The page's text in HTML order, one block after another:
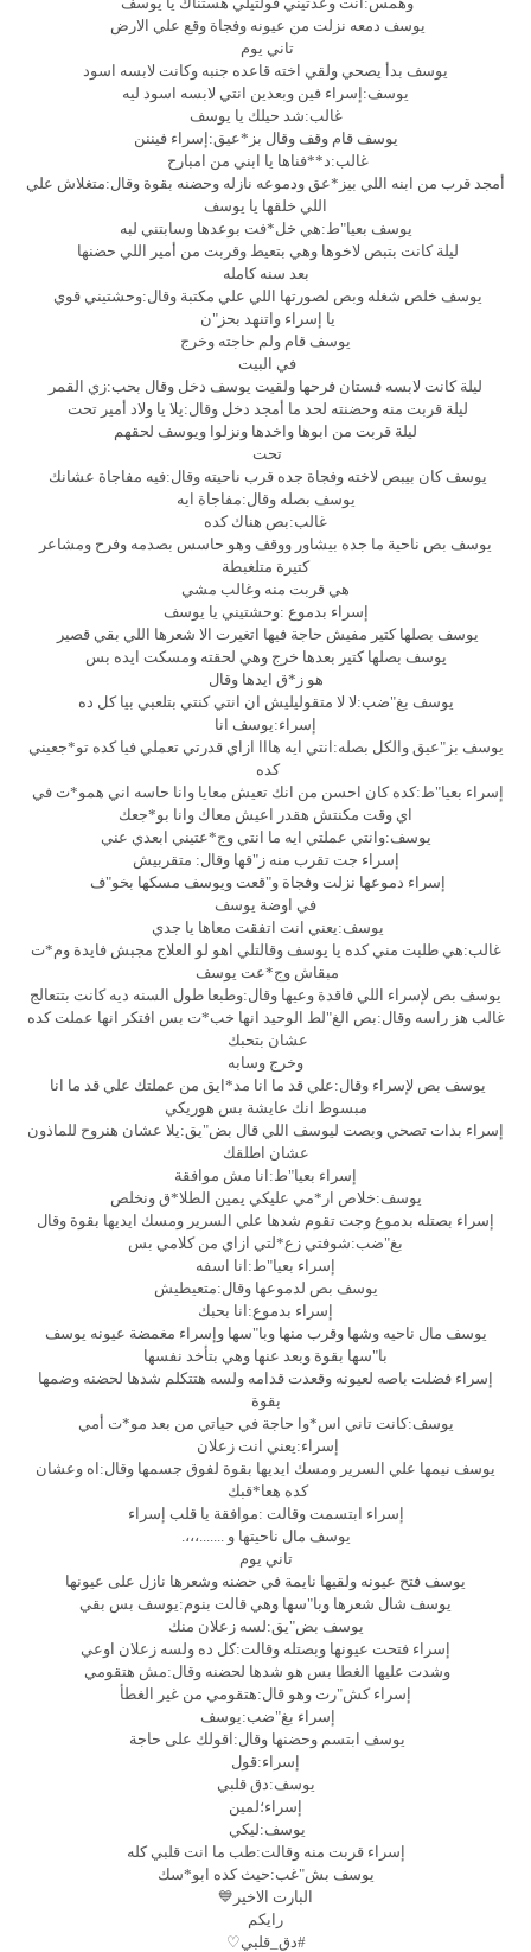
يوسف دمعه نزلت من عيونه وفجاة وقع علي الارض
تاني يوم
يوسف بدأ يصحي ولقي اخته قاعده جنبه وكانت لابسه اسود
يوسف:إسراء فين وبعدين انتي لابسه اسود ليه
غالب:شد حيلك يا يوسف
يوسف قام وقف وقال بز*عيق:إسراء فيننن
غالب:د**فناها يا ابني من امبارح
أمجد قرب من ابنه اللي بيز*عق ودموعه نازله وحضنه بقوة وقال:متغلاش علي
اللي خلقها يا يوسف
يوسف بعيا"ط:هي خل*فت بوعدها وسابتني لبه
ليلة كانت بتبص لاخوها وهي بتعيط وقربت من أمير اللي حضنها
بعد سنه كامله
يوسف خلص شغله وبص لصورتها اللي علي مكتبة وقال:وحشتيني قوي
يا إسراء واتنهد بحز"ن
يوسف قام ولم حاجته وخرج
في البيت
ليلة كانت لابسه فستان فرحها ولقيت يوسف دخل وقال بحب:زي القمر
ليلة قربت منه وحضنته لحد ما أمجد دخل وقال:يلا يا ولاد أمير تحت
ليلة قربت من ابوها واخدها ونزلوا ويوسف لحقهم
تحت
يوسف كان بيبص لاخته وفجاة جده قرب ناحيته وقال:فيه مفاجاة عشانك
يوسف بصله وقال:مفاجاة ايه
غالب:بص هناك كده
يوسف بص ناحية ما جده بيشاور ووقف وهو حاسس بصدمه وفرح ومشاعر
كتيرة متلغبطة
هي قربت منه وغالب مشي
إسراء بدموع :وحشتيني يا يوسف
يوسف بصلها كتير مفيش حاجة فيها اتغيرت الا شعرها اللي بقي قصير
يوسف بصلها كتير بعدها خرج وهي لحقته ومسكت ايده بس
هو ز*ق ايدها وقال
يوسف بغ"ضب:لا لا متقوليليش ان انتي كنتي بتلعبي بيا كل ده
إسراء:يوسف انا
يوسف بز"عيق والكل بصله:انتي ايه هااا ازاي قدرتي تعملي فيا كده تو*جعيني
كده
إسراء بعيا"ط:كده كان احسن من انك تعيش معايا وانا حاسه اني همو*ت في
اي وقت مكنتش هقدر اعيش معاك وانا بو*جعك
يوسف:وانتي عملتي ايه ما انتي وج*عتيني ابعدي عني
إسراء جت تقرب منه ز"قها وقال: متقربيش
إسراء دموعها نزلت وفجاة و"قعت ويوسف مسكها بخو"ف
في اوضة يوسف
يوسف:يعني انت اتفقت معاها يا جدي
غالب:هي طلبت مني كده يا يوسف وقالتلي اهو لو العلاج مجبش فايدة وم*ت
مبقاش وج*عت يوسف
يوسف بص لإسراء اللي فاقدة وعيها وقال:وطبعا طول السنه ديه كانت بتتعالج
غالب هز راسه وقال:بص الغ"لط الوحيد انها خب*ت بس افتكر انها عملت كده
عشان بتحبك
وخرج وسابه
يوسف بص لإسراء وقال:علي قد ما انا مد*ايق من عملتك علي قد ما انا
مبسوط انك عايشة بس هوريكي
إسراء بدات تصحي وبصت ليوسف اللي قال بض"يق:يلا عشان هنروح للماذون
عشان اطلقك
إسراء بعيا"ط:انا مش موافقة
يوسف:خلاص ار*مي عليكي يمين الطلا*ق ونخلص
إسراء بصتله بدموع وجت تقوم شدها علي السرير ومسك ايديها بقوة وقال
بغ"ضب:شوفتي زع*لتي ازاي من كلامي بس
إسراء بعيا"ط:انا اسفه
يوسف بص لدموعها وقال:متعيطيش
إسراء بدموع:انا بحبك
يوسف مال ناحيه وشها وقرب منها وبا"سها وإسراء مغمضة عيونه يوسف
با"سها بقوة وبعد عنها وهي بتأخد نفسها
إسراء فضلت باصه لعيونه وقعدت قدامه ولسه هتتكلم شدها لحضنه وضمها
بقوة
يوسف:كانت تاني اس*وا حاجة في حياتي من بعد مو*ت أمي
إسراء:يعني انت زعلان
يوسف نيمها علي السرير ومسك ايديها بقوة لفوق جسمها وقال:اه وعشان
كده هعا*قبك
إسراء ابتسمت وقالت :موافقة يا قلب إسراء
يوسف مال ناحيتها و .......،،،.
تاني يوم
يوسف فتح عيونه ولقيها نايمة في حضنه وشعرها نازل على عيونها
يوسف شال شعرها وبا"سها وهي قالت بنوم:يوسف بس بقي
يوسف بض"يق:لسه زعلان منك
إسراء فتحت عيونها وبصتله وقالت:كل ده ولسه زعلان اوعي
وشدت عليها الغطا بس هو شدها لحضنه وقال:مش هتقومي
إسراء كش"رت وهو قال:هتقومي من غير الغطأ
إسراء بغ"ضب:يوسف
يوسف ابتسم وحضنها وقال:اقولك على حاجة
إسراء:قول
يوسف:دق قلبي
إسراء؛لمين
يوسف:ليكي
إسراء قربت منه وقالت:طب ما انت قلبي كله
يوسف بش"غب:حيث كده ابو*سك
البارت الاخير💙
رايكم
#دق_قلبي♡